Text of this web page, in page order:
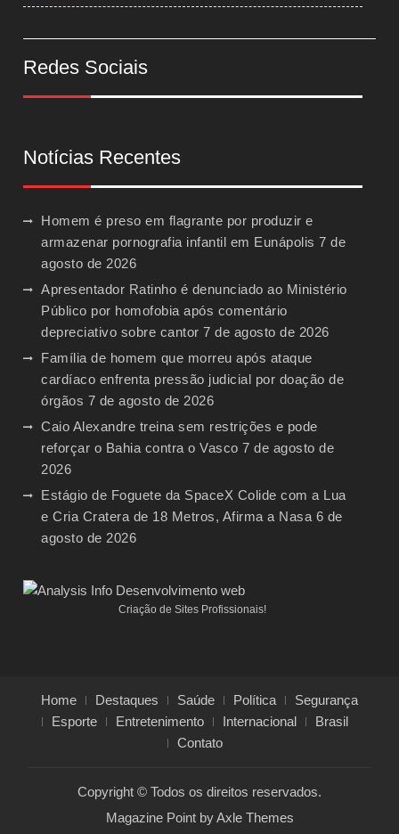
Redes Sociais
Notícias Recentes
Homem é preso em flagrante por produzir e
armazenar pornografia infantil em Eunápolis 7 de
agosto de 2026
Apresentador Ratinho é denunciado ao Ministério
Público por homofobia após comentário
depreciativo sobre cantor 7 de agosto de 2026
Família de homem que morreu após ataque
cardíaco enfrenta pressão judicial por doação de
órgãos 7 de agosto de 2026
Caio Alexandre treina sem restrições e pode
reforçar o Bahia contra o Vasco 7 de agosto de
2026
Estágio de Foguete da SpaceX Colide com a Lua
e Cria Cratera de 18 Metros, Afirma a Nasa 6 de
agosto de 2026
Criação de Sites Profissionais!
Home Destaques Saúde Política
Segurança
Esporte
Entretenimento Internacional
Brasil
Contato
Copyright © Todos os direitos reservados.
Magazine Point byAxle Themes